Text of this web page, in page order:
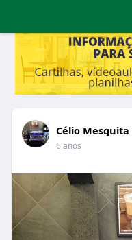
Célio Mesquita
6 anos